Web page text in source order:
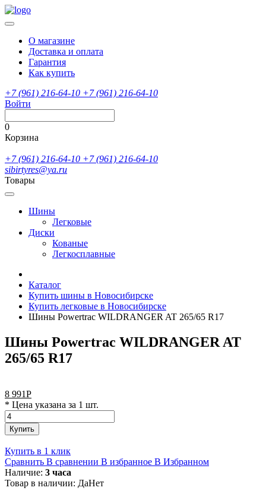
О магазине
Доставка и оплата
Гарантия
Как купить
+7 (961) 216-64-10 +7 (961) 216-64-10
Войти
0
Корзина
+7 (961) 216-64-10 +7 (961) 216-64-10
sibirtyres@ya.ru
Товары
Шины
Легковые
Диски
Кованые
Легкосплавные
Каталог
Купить шины в Новосибирске
Купить легковые в Новосибирске
Шины Powertrac WILDRANGER AT 265/65 R17
Шины Powertrac WILDRANGER AT
265/65 R17
8 991Р
* Цена указана за 1 шт.
Купить
Купить в 1 клик
Сравнить В сравнении В избранное В Избранном
Наличие: 3 часа
Товар в наличии: ДаНет